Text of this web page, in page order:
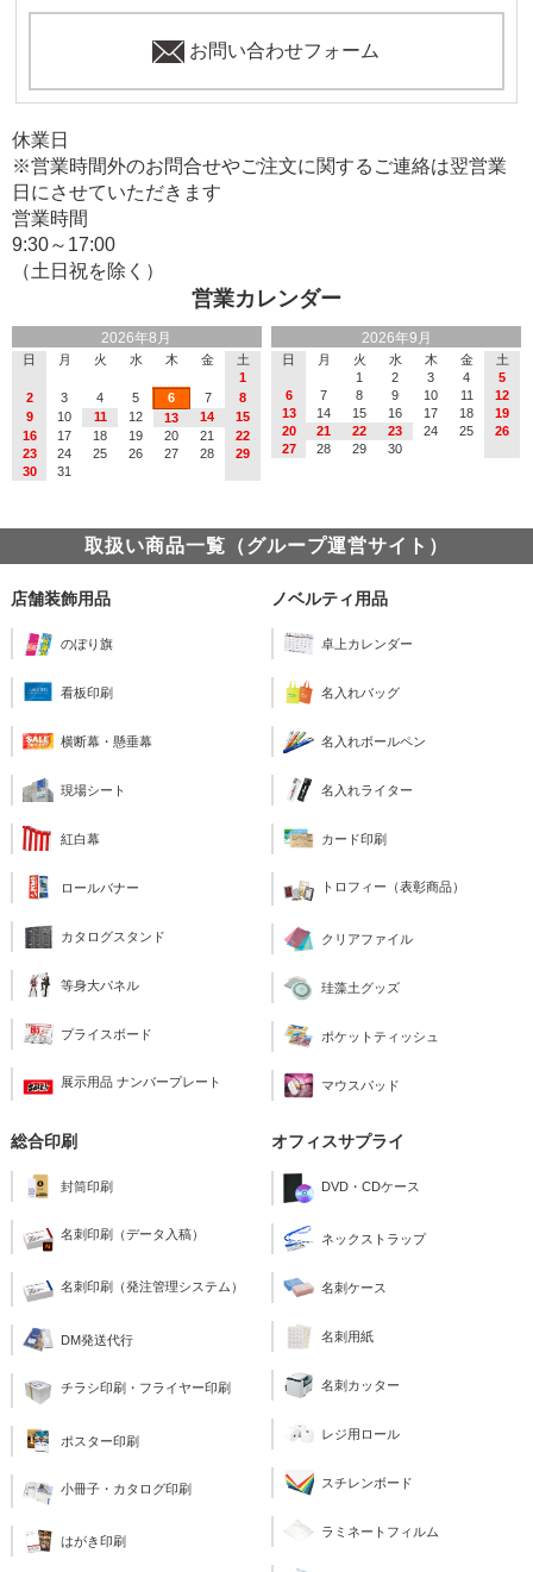
お問い合わせフォーム
営業カレンダー
2026年8月
日 月 火 水 木 金
土
1
2
3 4 5 6 7
8
9
10 11 12 13 14
15
16
17 18 19 20 21
22
23
24 25 26 27 28
29
30
31
2026年9月
日 月 火 水 木 金
土
1
2 3 4
5
6
7 8 9 10 11
12
13
14 15 16 17 18
19
20
21 22 23 24 25
26
27
28 29 30
休業日
※営業時間外のお問合せやご注文に関するご連絡は翌営業
日にさせていただきます
営業時間
9:30～17:00
（土日祝を除く）
取扱い商品一覧（グループ運営サイト）
店舗装飾用品
のぼり旗
看板印刷
横断幕・懸垂幕
現場シート
紅白幕
ロールバナー
カタログスタンド
等身大パネル
プライスボード
展示用品 ナンバープレート
ノベルティ用品
卓上カレンダー
名入れバッグ
名入れボールペン
名入れライター
カード印刷
トロフィー（表彰商品）
クリアファイル
珪藻土グッズ
ポケットティッシュ
マウスパッド
総合印刷
封筒印刷
名刺印刷（データ入稿）
名刺印刷（発注管理システム）
DM発送代行
チラシ印刷・フライヤー印刷
ポスター印刷
小冊子・カタログ印刷
はがき印刷
オフィスサプライ
DVD・CDケース
ネックストラップ
名刺ケース
名刺用紙
名刺カッター
レジ用ロール
スチレンボード
ラミネートフィルム